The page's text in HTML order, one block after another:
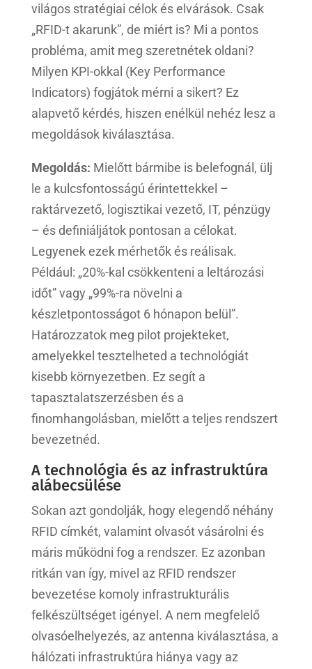
világos stratégiai célok és elvárások. Csak
„RFID-t akarunk”, de miért is? Mi a pontos
probléma, amit meg szeretnétek oldani?
Milyen KPI-okkal (Key Performance
Indicators) fogjátok mérni a sikert? Ez
alapvető kérdés, hiszen enélkül nehéz lesz a
megoldások kiválasztása.
Megoldás: Mielőtt bármibe is belefognál, ülj
le a kulcsfontosságú érintettekkel –
raktárvezető, logisztikai vezető, IT, pénzügy
– és definiáljátok pontosan a célokat.
Legyenek ezek mérhetők és reálisak.
Például: „20%-kal csökkenteni a leltározási
időt” vagy „99%-ra növelni a
készletpontosságot 6 hónapon belül”.
Határozzatok meg pilot projekteket,
amelyekkel tesztelheted a technológiát
kisebb környezetben. Ez segít a
tapasztalatszerzésben és a
finomhangolásban, mielőtt a teljes rendszert
bevezetnéd.
A technológia és az infrastruktúra
alábecsülése
Sokan azt gondolják, hogy elegendő néhány
RFID címkét, valamint olvasót vásárolni és
máris működni fog a rendszer. Ez azonban
ritkán van így, mivel az RFID rendszer
bevezetése komoly infrastrukturális
felkészültséget igényel. A nem megfelelő
olvasóelhelyezés, az antenna kiválasztása, a
hálózati infrastruktúra hiánya vagy az